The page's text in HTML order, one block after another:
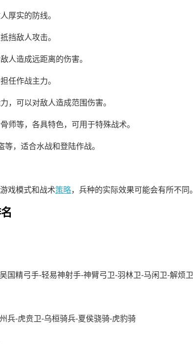
厚实的防线。
挡敌人攻击。
人造成远距离的伤害。
任作战主力。
，可以对敌人造成范围伤害。
师等，各具特色，可用于特殊战术。
，适合水战和登陆作战。
戏模式和战术策略，兵种的实际效果可能会有所不同。
国精弓手-轻易神射手-神臂弓卫-羽林卫-马闲卫-解烦卫
兵-虎贲卫-乌桓骑兵-夏侯骁骑-虎豹骑